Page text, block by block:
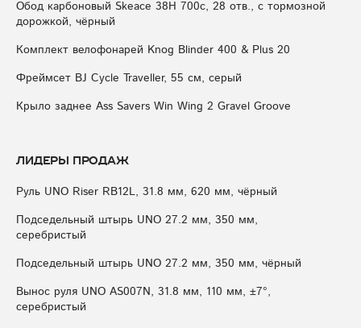
Обод карбоновый Skeace 38H 700с, 28 отв., с тормозной
дорожкой, чёрный
Комплект велофонарей Knog Blinder 400 & Plus 20
Фреймсет BJ Cycle Traveller, 55 см, серый
Крыло заднее Ass Savers Win Wing 2 Gravel Groove
Лидеры продаж
Руль UNO Riser RB12L, 31.8 мм, 620 мм, чёрный
Подседельный штырь UNO 27.2 мм, 350 мм,
серебристый
Подседельный штырь UNO 27.2 мм, 350 мм, чёрный
Вынос руля UNO AS007N, 31.8 мм, 110 мм, ±7°,
серебристый